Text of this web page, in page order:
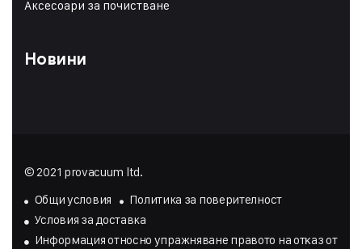
Аксесоари за почистване
Новини
© 2021 provacuum ltd.
Общи условия
Политика за поверителност
Условия за доставка
Инфopмaция oтнocнo yпpaжнявaнe пpaвoтo нa oтĸaз oт